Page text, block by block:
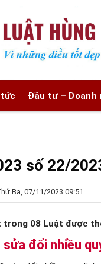
Đầu tư – Doanh
số 22/
Ba, 07/11/2023 09:51
08 Luật được
đổi nhiều